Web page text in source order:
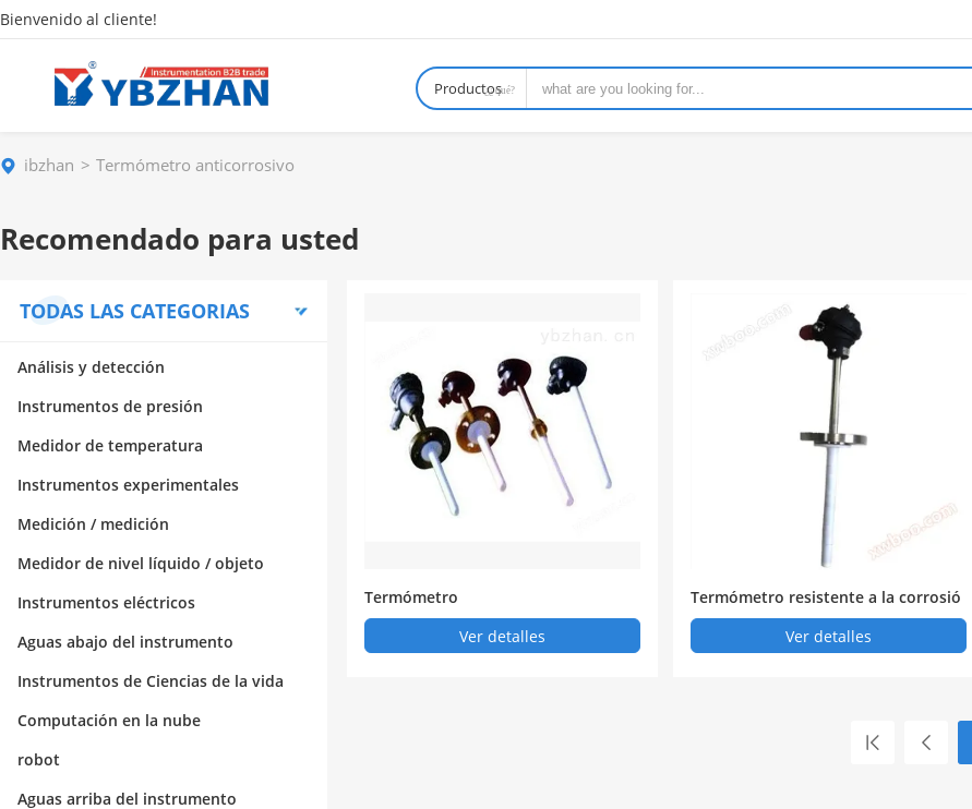
Bienvenido al cliente!
Productos¿¿ qué?
ibzhan Termómetro anticorrosivo
Recomendado para usted
TODAS LAS CATEGORIAS
Análisis y detección
Instrumentos de presión
Medidor de temperatura
Instrumentos experimentales
Medición / medición
Medidor de nivel líquido / objeto
Instrumentos eléctricos
Aguas abajo del instrumento
Instrumentos de Ciencias de la vida
Computación en la nube
robot
Aguas arriba del instrumento
Termómetro
Ver detalles
Termómetro resistente a la corrosió
n
Ver detalles